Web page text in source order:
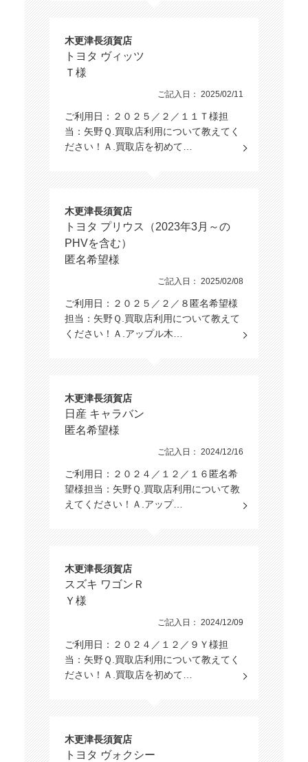
木更津長須賀店
トヨタ ヴィッツ
Ｔ様
ご記入日： 2025/02/11
ご利用日：２０２５／２／１１Ｔ様担
当：矢野Ｑ.買取店利用について教えてく
ださい！Ａ.買取店を初めて…
木更津長須賀店
トヨタ プリウス（2023年3月～の
PHVを含む）
匿名希望様
ご記入日： 2025/02/08
ご利用日：２０２５／２／８匿名希望様
担当：矢野Ｑ.買取店利用について教えて
ください！Ａ.アップル木…
木更津長須賀店
日産 キャラバン
匿名希望様
ご記入日： 2024/12/16
ご利用日：２０２４／１２／１６匿名希
望様担当：矢野Ｑ.買取店利用について教
えてください！Ａ.アップ…
木更津長須賀店
スズキ ワゴンＲ
Ｙ様
ご記入日： 2024/12/09
ご利用日：２０２４／１２／９Ｙ様担
当：矢野Ｑ.買取店利用について教えてく
ださい！Ａ.買取店を初めて…
木更津長須賀店
トヨタ ヴォクシー